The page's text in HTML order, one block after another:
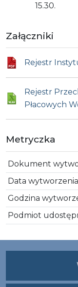
15.30.
Załączniki
Rejestr
Rejestr
Płacowych
Metryczka
Dokument
Data
Godzina
Podmiot